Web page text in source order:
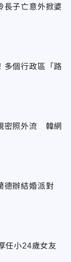
長子亡意外掀婆
多個行政區「路
密照外流 韓網
德辦結婚派對
任小24歲女友